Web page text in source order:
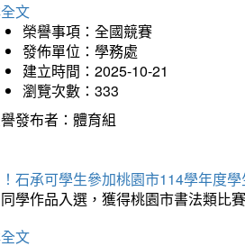
文
榮譽事項：全國競賽
發佈單位：學務處
建立時間：2025-10-21
瀏覽次數：333
發布者：體育組
石承可學生參加桃園市114學年度
學作品入選，獲得桃園市書法類比
文